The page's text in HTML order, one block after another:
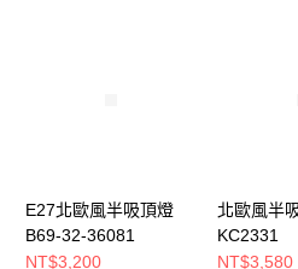
恩沛科技股份有限公司將有權停止該用戶
E27北歐風半吸頂燈
B69-32-36081
NT$3,200
北歐風半
KC2331
NT$3,580